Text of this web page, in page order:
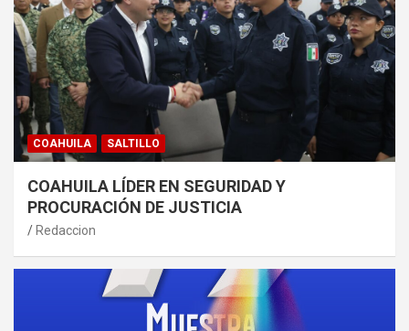
COAHUILA SALTILLO
COAHUILA LÍDER EN SEGURIDAD Y
PROCURACIÓN DE JUSTICIA
Redaccion